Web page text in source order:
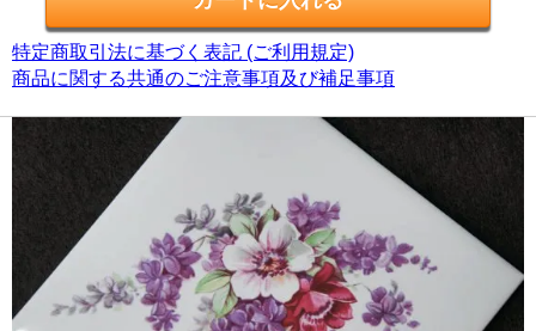
特定商取引法に基づく表記 (ご利用規定)
商品に関する共通のご注意事項及び補足事項